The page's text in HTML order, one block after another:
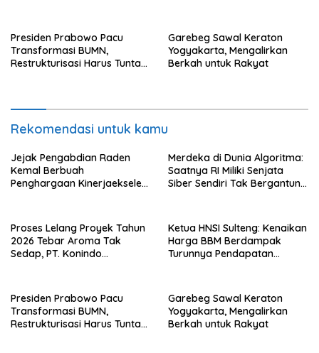
Presiden Prabowo Pacu
Transformasi BUMN,
Restrukturisasi Harus Tuntas
Garebeg Sawal Keraton
Yogyakarta, Mengalirkan
Berkah untuk Rakyat
Rekomendasi untuk kamu
Jejak Pengabdian Raden
Kemal Berbuah
Penghargaan Kinerjaekselen
Merdeka di Dunia Algoritma:
Saatnya RI Miliki Senjata
Siber Sendiri Tak Bergantung
Proses Lelang Proyek Tahun
2026 Tebar Aroma Tak
Sedap, PT. Konindo
Ketua HNSI Sulteng: Kenaikan
Harga BBM Berdampak
Turunnya Pendapatan
Presiden Prabowo Pacu
Transformasi BUMN,
Restrukturisasi Harus Tuntas
Garebeg Sawal Keraton
Yogyakarta, Mengalirkan
Berkah untuk Rakyat